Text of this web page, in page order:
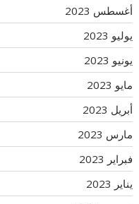
أغسطس 2023
يوليو 2023
يونيو 2023
مايو 2023
أبريل 2023
مارس 2023
فبراير 2023
يناير 2023